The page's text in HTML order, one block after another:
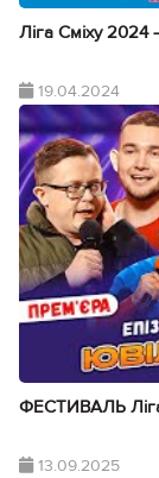
Ліга Сміху 2024
19.04.2024
ФЕСТИВАЛЬ
13.09.2025